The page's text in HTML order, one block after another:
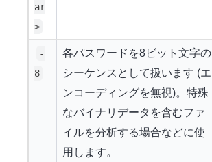
ar
>
-
8
各パスワードを8ビット文字の
シーケンスとして扱います (エ
ンコーディングを無視)。特殊
なバイナリデータを含むファ
イルを分析する場合などに使
用します。